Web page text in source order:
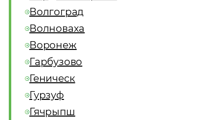
Волгоград
Волноваха
Воронеж
Гарбузово
Геническ
Гурзуф
Гячрыпш